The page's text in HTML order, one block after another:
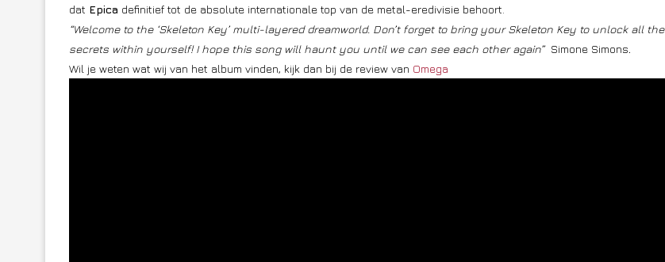
dat Epica definitief tot de absolute internationale top van de metal-eredivisie behoort.
“Welcome to the ‘Skeleton Key’ multi-layered dreamworld. Don’t forget to bring your Skeleton Key to unlock all the
secrets within yourself! I hope this song will haunt you until we can see each other again” Simone Simons.
Wil je weten wat wij van het album vinden, kijk dan bij de review van Omega